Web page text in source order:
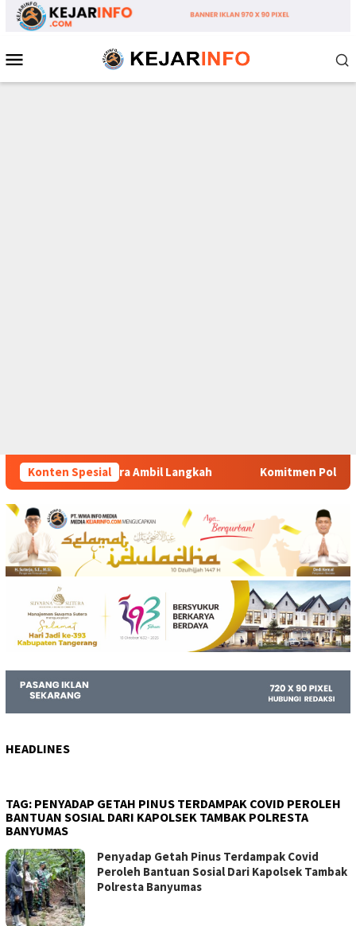
Loncat
Mobile
Konten SpesialKomitmen Polsek Tigaraksa Tindak Tegas
HEADLINES
TAG: PENYADAP GETAH PINUS TERDAMPAK COVID PEROLEH
BANTUAN SOSIAL DARI KAPOLSEK TAMBAK POLRESTA
BANYUMAS
Penyadap Getah Pinus Terdampak Covid
Peroleh Bantuan Sosial Dari Kapolsek Tambak
Polresta Banyumas